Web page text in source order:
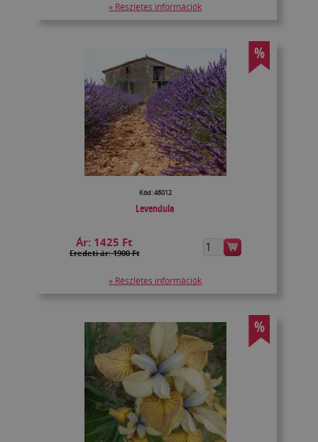
» Részletes információk
%
Kód: 46012
Levendula
Ár: 1425 Ft
Eredeti ár: 1900 Ft
» Részletes információk
%